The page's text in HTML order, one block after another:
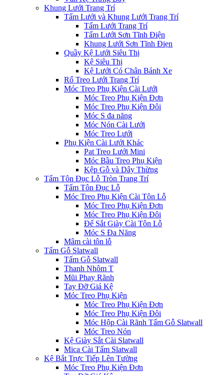
Khung Lưới Trang Trí
Tấm Lưới và Khung Lưới Trang Trí
Tấm Lưới Trang Trí
Tấm Lưới Sơn Tĩnh Điện
Khung Lưới Sơn Tĩnh Điẹn
Quầy Kệ Lưới Siêu Thị
Kệ Siêu Thị
Kệ Lưới Có Chân Bánh Xe
Rổ Treo Lưới Trang Trí
Móc Treo Phụ Kiện Cài Lưới
Móc Treo Phụ Kiện Đơn
Móc Treo Phụ Kiện Đôi
Móc S đa năng
Móc Nón Cài Lưới
Móc Treo Lưới
Phụ Kiện Cài Lưới Khác
Pat Treo Lưới Mini
Móc Bầu Treo Phụ Kiện
Kệp Gỗ và Dây Thừng
Tấm Tôn Đục Lỗ Tròn Trang Trí
Tấm Tôn Đục Lỗ
Móc Treo Phụ Kiện Cài Tôn Lỗ
Móc Treo Phụ Kiện Đơn
Móc Treo Phụ Kiện Đôi
Đế Sắt Giày Cài Tôn Lỗ
Móc S Đa Năng
Mâm cài tôn lỗ
Tấm Gỗ Slatwall
Tấm Gỗ Slatwall
Thanh Nhôm T
Mũi Phay Rãnh
Tay Đỡ Giá Kệ
Móc Treo Phụ Kiện
Móc Treo Phụ Kiện Đơn
Móc Treo Phụ Kiện Đôi
Móc Hộp Cài Rãnh Tấm Gỗ Slatwall
Móc Treo Nón
Kệ Giày Sắt Cài Slatwall
Mica Cài Tấm Slatwall
Kệ Bắt Trực Tiếp Lên Tường
Móc Treo Phụ Kiện Đơn